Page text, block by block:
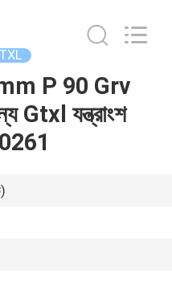
P 90 Grv
Gtxl যন্ত্রাংশ